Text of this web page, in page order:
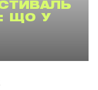
ЩО У